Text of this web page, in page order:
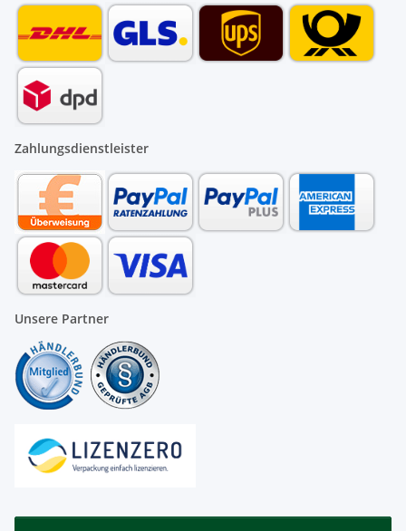
Zahlungsdienstleister
Unsere Partner